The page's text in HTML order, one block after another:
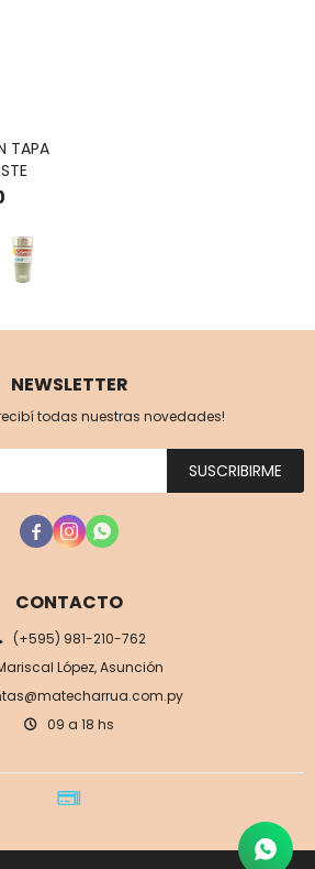
TAPA
CONTACTO
(+595) 981-210-762
López, Asunción
09 a 18 hs
NEWSLETTER
todas nuestras novedades!
SUSCRIBIRME
  